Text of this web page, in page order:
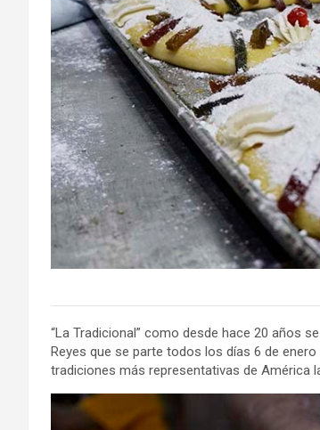
“La Tradicional” como desde hace 20 años
Reyes que se parte todos los días 6 de
tradiciones más representativas de América